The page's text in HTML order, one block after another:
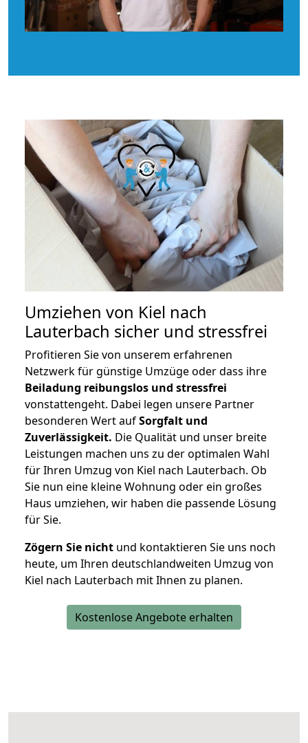
Umziehen von Kiel nach
Lauterbach sicher und stressfrei
Profitieren Sie von unserem erfahrenen
Netzwerk für günstige Umzüge oder dass ihre
Beiladung reibungslos und stressfrei
vonstattengeht. Dabei legen unsere Partner
besonderen Wert aufSorgfalt und
Zuverlässigkeit. Die Qualität und unser breite
Leistungen machen uns zu der optimalen Wahl
für Ihren Umzug von Kiel nach Lauterbach. Ob
Sie nun eine kleine Wohnung oder ein großes
Haus umziehen, wir haben die passende Lösung
für Sie.
Zögern Sie nicht und kontaktieren Sie uns noch
heute, um Ihren deutschlandweiten Umzug von
Kiel nach Lauterbach mit Ihnen zu planen.
Kostenlose Angebote erhalten